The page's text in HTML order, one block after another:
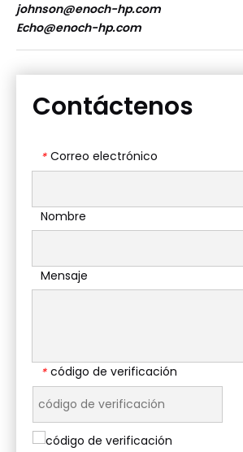
johnson@enoch-hp.com
Echo@enoch-hp.com
Contáctenos
* Correo electrónico
Nombre
Mensaje
* código de verificación